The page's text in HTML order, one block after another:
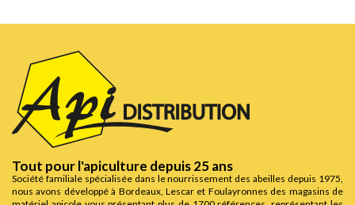
Tout pour l'apiculture depuis 25 ans
Société familiale spécialisée dans le nourrissement des abeilles depuis 1975,
nous avons développé à Bordeaux, Lescar et Foulayronnes des magasins de